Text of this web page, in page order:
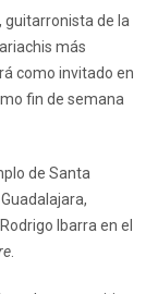
guitarronista de la
más
como invitado en
fin de semana
de Santa
Ibarra en el